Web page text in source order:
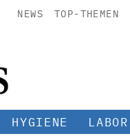
NEWS TOP-THEMEN
HYGIENE LABOR